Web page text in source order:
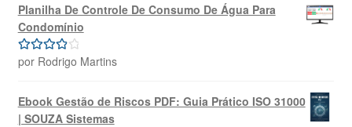
Planilha De Controle De Consumo De Água Para
Condomínio
Avaliação
por Rodrigo Martins
Ebook Gestão de Riscos PDF: Guia Prático ISO 31000
| SOUZA Sistemas